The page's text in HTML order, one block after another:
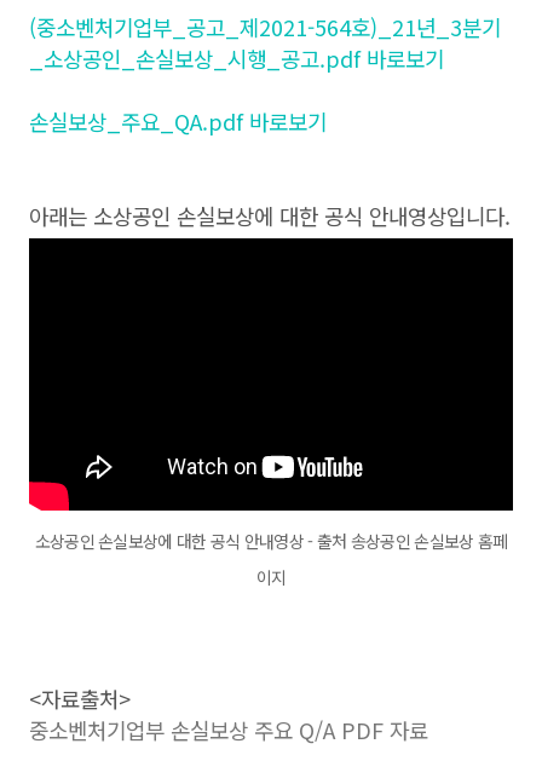
(중소벤처기업부_공고_제2021-564호)_21년_3분기
_소상공인_손실보상_시행_공고.pdf 바로보기
손실보상_주요_QA.pdf 바로보기
아래는 소상공인 손실보상에 대한 공식 안내영상입니다.
소상공인 손실보상에 대한 공식 안내영상 - 출처 송상공인 손실보상 홈페
이지
<자료출처>
중소벤처기업부 손실보상 주요 Q/A PDF 자료